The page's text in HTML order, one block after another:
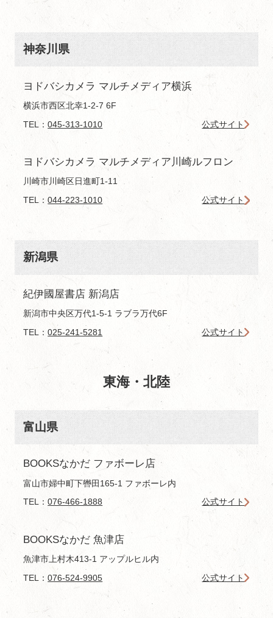
神奈川県
ヨドバシカメラ マルチメディア横浜
横浜市西区北幸1-2-7 6F
TEL：045-313-1010 公式サイト
ヨドバシカメラ マルチメディア川崎ルフロン
川崎市川崎区日進町1-11
TEL：044-223-1010 公式サイト
新潟県
紀伊國屋書店 新潟店
新潟市中央区万代1-5-1 ラブラ万代6F
TEL：025-241-5281 公式サイト
東海・北陸
富山県
BOOKSなかだ ファボーレ店
富山市婦中町下轡田165-1 ファボーレ内
TEL：076-466-1888 公式サイト
BOOKSなかだ 魚津店
魚津市上村木413-1 アップルヒル内
TEL：076-524-9905 公式サイト